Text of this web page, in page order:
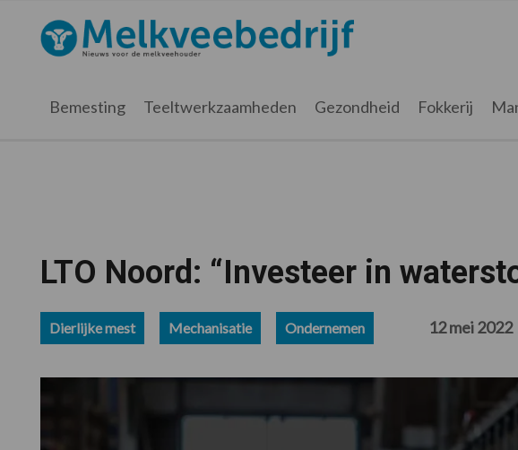
hoofdnavigatie
hoofd
eerste
voettekst
Melkveebedrijf.nl
Bemesting Teeltwerkzaamheden Gezondheid Fokkerij
LTO Noord: “Investeer in
Dierlijke mest Mechanisatie Ondernemen 12 mei 2022